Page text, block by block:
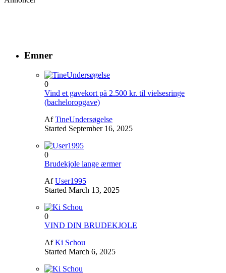
Emner
0
Vind et gavekort på 2.500 kr. til vielsesringe
(bacheloropgave)
AfTineUndersøgelse
Started September 16, 2025
0
Brudekjole lange ærmer
AfUser1995
Started March 13, 2025
0
VIND DIN BRUDEKJOLE
AfKi Schou
Started March 6, 2025